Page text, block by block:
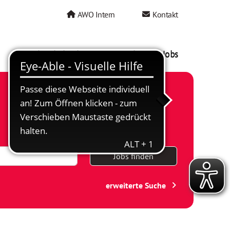
AWO Intern Kontakt
AWO als Arbeitgeber Mein AWO Jobs
Jobs finden
erweiterte Suche